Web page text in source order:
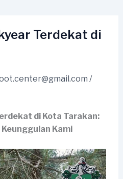
Terdekat di
/
di Kota Tarakan:
Kami